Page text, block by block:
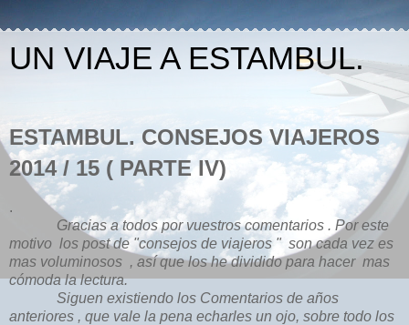
UN VIAJE A ESTAMBUL.
ESTAMBUL. CONSEJOS VIAJEROS
2014 / 15 ( PARTE IV)
.
Gracias a todos por vuestros comentarios . Por este
motivo los post de "consejos de viajeros " son cada vez es
mas voluminosos , así que los he dividido para hacer mas
cómoda la lectura.
Siguen existiendo los Comentarios de años
anteriores , que vale la pena echarles un ojo, sobre todo los